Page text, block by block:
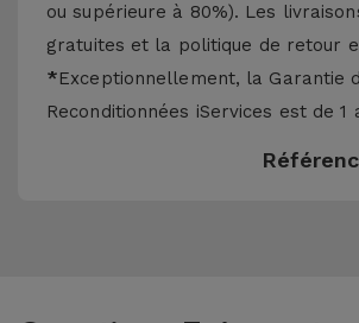
ou supérieure à 80%). Les
gratuites et la politique de retour
*Exceptionnellement, la Garantie
Reconditionnées iServices est de 1